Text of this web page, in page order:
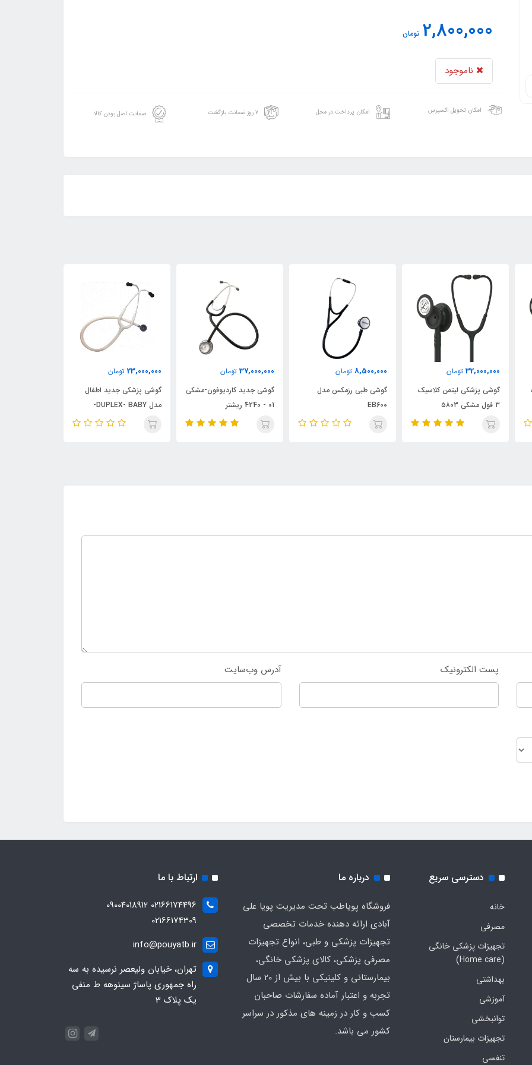
2,800,000 تومان
ناموجود
امکان تحویل اکسپرس امکان پرداخت در محل ۷ روز ضمانت بازگشت ضمانت اصل بودن کالا
32,000,000 تومان
گوشی پزشکی لیتمن کلاسیک
۳ فول مشکی ۵۸۰۳
8,500,000 تومان
گوشی طبی رزمکس مدل
EB600
37,000,000 تومان
گوشی جدید کاردیوفون-مشکی
01 - 4240 ریشتر
23,000,000 تومان
گوشی پزشکی جدید اطفال
مدل DUPLEX- BABY-
خاکستری 02-4220 ریشتر
پست الکترونیک آدرس وب‌سایت
دسترسی سریع
خانه
مصرفی
تجهیزات پزشکی خانگی
(Home care)
بهداشتی
آموزشی
توانبخشی
تجهیزات بیمارستان
تنفسی
درباره ما
فروشگاه پویاطب تحت مدیریت پویا علی
آبادی ارائه دهنده خدمات تخصصی
تجهیزات پزشکی و طبی، انواع تجهیزات
مصرفی پزشکی، کالای پزشکی خانگی،
بیمارستانی و کلینیکی با بیش از 20 سال
تجربه و اعتبار آماده سفارشات صاحبان
کسب و کار در زمینه های مذکور در سراسر
کشور می باشد.
ارتباط با ما
02166174496 09004018912
02166174309
info@pouyatb.ir
تهران، خیابان ولیعصر نرسیده به سه
راه جمهوری پاساژ سینوهه ط منفی
یک پلاک 3